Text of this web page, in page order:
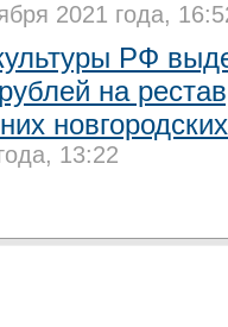
2021 года,
РФ
на
13:22